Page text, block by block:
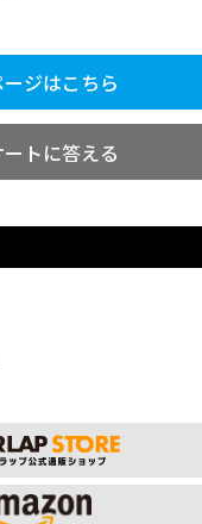
ジはこちら
ートに答える